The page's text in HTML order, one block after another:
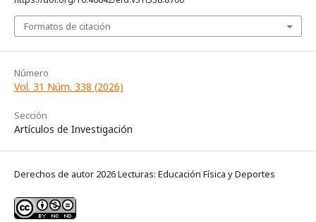
Formatos de citación
Número
Vol. 31 Núm. 338 (2026)
Sección
Artículos de Investigación
Derechos de autor 2026 Lecturas: Educación Física y Deportes